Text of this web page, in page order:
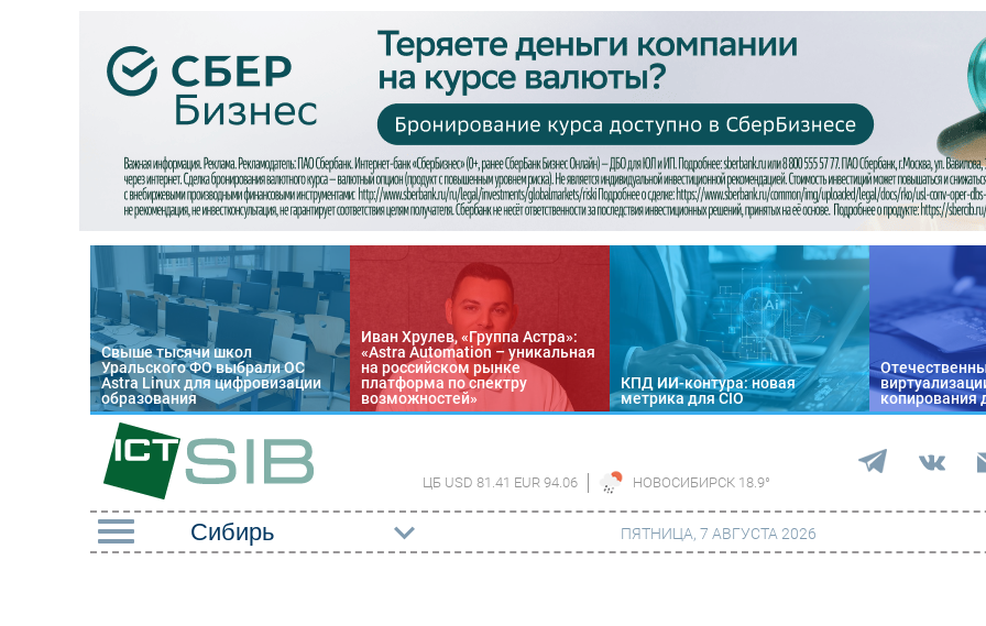
Свыше тысячи школ
Уральского ФО выбрали ОС
Astra Linux для цифровизации
образования
Иван Хрулев, «Группа Астра»:
«Astra Automation – уникальная
на российском рынке
платформа по спектру
возможностей»
КПД ИИ-контура: новая
метрика для CIO
копирования
ЦБ USD 81.41 EUR 94.06 НОВОСИБИРСК 18.9°
ПЯТНИЦА, 7 АВГУСТА 2026